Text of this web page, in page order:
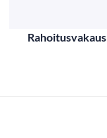
Rahoitusvakaus